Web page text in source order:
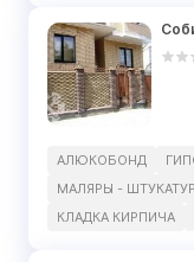
АЛЮКОБОНД
МАЛЯРЫ -
КЛАДКА КИРПИЧА